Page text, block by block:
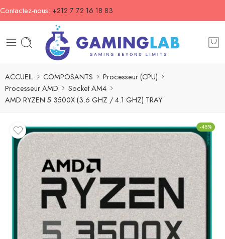
Contactez-nous: +212 7 72 16 18 83
ACCUEIL COMPOSANTS
Processeur (CPU)
Processeur AMD
Socket AM4
AMD RYZEN 5 3500X (3.6 GHZ / 4.1 GHZ) TRAY
-45%